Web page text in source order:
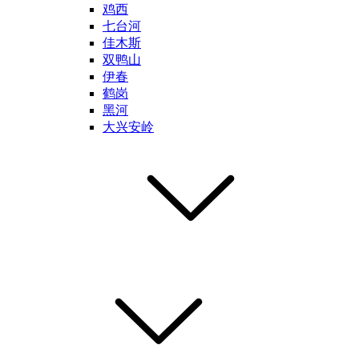
鸡西
七台河
佳木斯
双鸭山
伊春
鹤岗
黑河
大兴安岭